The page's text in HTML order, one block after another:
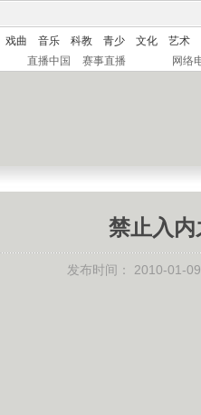
戏曲 音乐 科教 青少 文化
艺术
直播中国 赛事直播 网络
禁止入内
发布时间： 2010-01-